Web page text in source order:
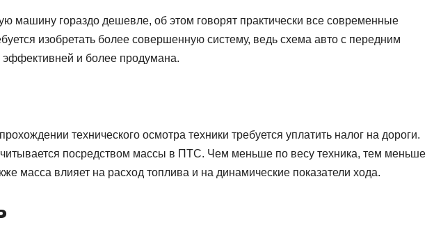
машину гораздо дешевле, об этом говорят практически все современные
изобретать более совершенную систему, ведь схема авто с передним
и более продумана.
технического осмотра техники требуется уплатить налог на дороги.
посредством массы в ПТС. Чем меньше по весу техника, тем меньше
масса влияет на расход топлива и на динамические показатели хода.